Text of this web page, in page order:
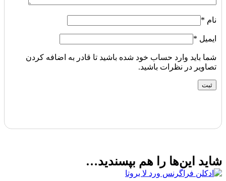
نام *
ایمیل *
شما باید وارد حساب خود شده باشید تا قادر به اضافه کردن
تصاویر در نظرات باشید.
شاید این‌ها را هم بپسندید…